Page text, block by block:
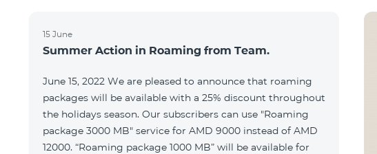
15 June
Summer Action in Roaming from Team.
June 15, 2022 We are pleased to announce that roaming
packages will be available with a 25% discount throughout
the holidays season. Our subscribers can use "Roaming
package 3000 MB" service for AMD 9000 instead of AMD
12000. “Roaming package 1000 MB” will be available for